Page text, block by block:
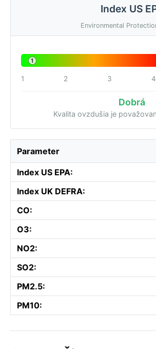
Index US
Environmental
1
1 2 3 4
Dobrá
Kvalita ovzdušia je
Parameter
Index US EPA:
Index UK DEFRA:
CO:
O3:
NO2:
SO2:
PM2.5:
PM10: